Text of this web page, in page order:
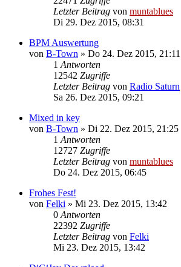
Letzter Beitrag von muntablues
Di 29. Dez 2015, 08:31
BPM Auswertung
von B-Town » Do 24. Dez 2015, 21:11
1 Antworten
12542 Zugriffe
Letzter Beitrag von Radio Saturn
Sa 26. Dez 2015, 09:21
Mixed in key
von B-Town » Di 22. Dez 2015, 21:25
1 Antworten
12727 Zugriffe
Letzter Beitrag von muntablues
Do 24. Dez 2015, 06:45
Frohes Fest!
von Felki » Mi 23. Dez 2015, 13:42
0 Antworten
22392 Zugriffe
Letzter Beitrag von Felki
Mi 23. Dez 2015, 13:42